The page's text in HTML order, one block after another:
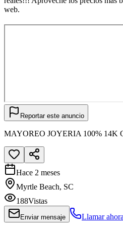
web.
Reportar este anuncio
MAYOREO JOYERIA 100% 14K
Hace 2 meses
Myrtle Beach, SC
188Vistas
Enviar mensaje Llamar ahora